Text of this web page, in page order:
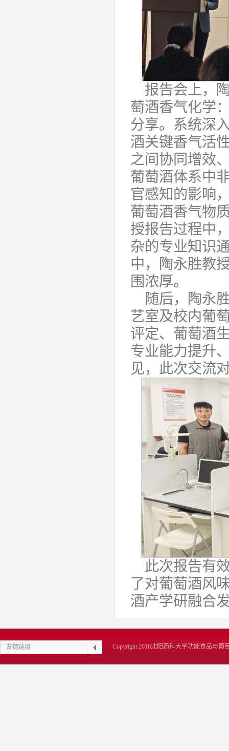
报告会上，
萄酒香气化学
分享。系统深
酒关键香气活
之间协同增效
葡萄酒体系中
官感知的影响
葡萄酒香气物
授报告过程中
杂的专业知识
中，陶永胜教
围浓厚。
随后，陶永
艺室及校内葡
评定、葡萄酒
专业能力提升
见，此次交流
此次报告有
了对葡萄酒风
酒产学研融合
友情链接 Copyright 2016沈阳药科大学功能食品与葡